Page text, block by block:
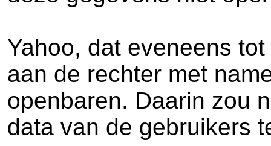
Yahoo, dat eveneens
aan de rechter met
openbaren. Daarin zou
data van de gebruikers